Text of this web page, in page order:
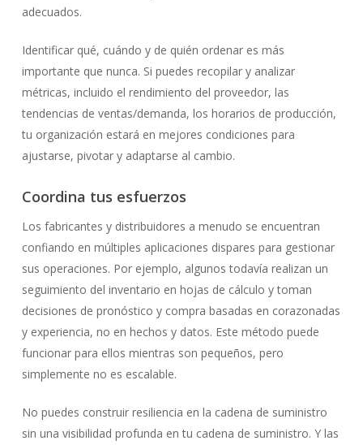
adecuados.
Identificar qué, cuándo y de quién ordenar es más
importante que nunca. Si puedes recopilar y analizar
métricas, incluido el rendimiento del proveedor, las
tendencias de ventas/demanda, los horarios de producción,
tu organización estará en mejores condiciones para
ajustarse, pivotar y adaptarse al cambio.
Coordina tus esfuerzos
Los fabricantes y distribuidores a menudo se encuentran
confiando en múltiples aplicaciones dispares para gestionar
sus operaciones. Por ejemplo, algunos todavía realizan un
seguimiento del inventario en hojas de cálculo y toman
decisiones de pronóstico y compra basadas en corazonadas
y experiencia, no en hechos y datos. Este método puede
funcionar para ellos mientras son pequeños, pero
simplemente no es escalable.
No puedes construir resiliencia en la cadena de suministro
sin una visibilidad profunda en tu cadena de suministro. Y las